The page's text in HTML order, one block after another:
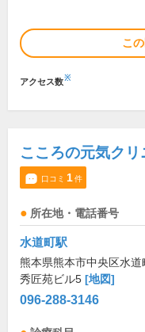
こ
アクセス数※
こころの元気クリ
口コミ 1件
所在地・電話番号
水道町駅
熊本県熊本市中央区水道
秀匠苑ビル5 [地図]
096-288-3146